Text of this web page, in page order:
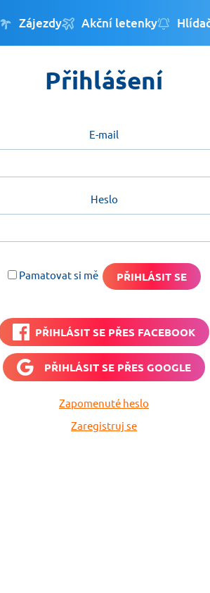
Zájezdy Akční letenky
Přihlášení
E-mail
Heslo
Pamatovat si mě
PŘIHLÁSIT SE PŘES FACEBOOK
PŘIHLÁSIT SE PŘES GOOGLE
Zapomenuté heslo
Zaregistruj se